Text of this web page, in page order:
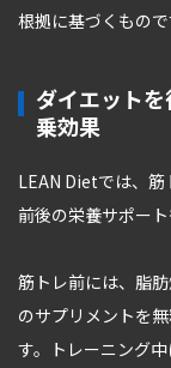
根拠に基づくもので
ダイエット
乗効果
LEAN Dietでは、
前後の栄養サポー
筋トレ前には、脂
のサプリメントを
す。トレーニング